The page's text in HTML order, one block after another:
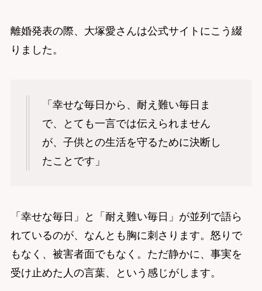
離婚発表の際、大塚愛さんは公式サイトにこう綴
りました。
「幸せな毎日から、耐え難い毎日ま
で、とても一言では伝えられません
が、子供との生活を守るために決断し
たことです」
「幸せな毎日」と「耐え難い毎日」が並列で語ら
れているのが、なんとも胸に刺さります。怒りで
もなく、被害者面でもなく。ただ静かに、事実を
受け止めた人の言葉、という感じがします。